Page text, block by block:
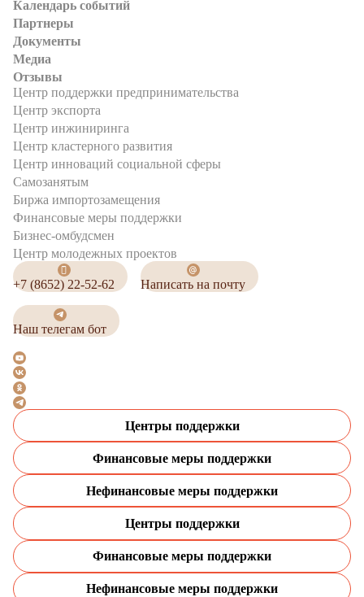
Календарь событий
Партнеры
Документы
Медиа
Отзывы
Центр поддержки предпринимательства
Центр экспорта
Центр инжиниринга
Центр кластерного развития
Центр инноваций социальной сферы
Cамозанятым
Биржа импортозамещения
Финансовые меры поддержки
Бизнес-омбудсмен
Центр молодежных проектов
+7 (8652) 22-52-62 Написать на почту
Наш телегам бот
Центры поддержки
Финансовые меры поддержки
Нефинансовые меры поддержки
Центры поддержки
Финансовые меры поддержки
Нефинансовые меры поддержки